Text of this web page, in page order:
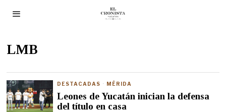
LMB
DESTACADAS · MÉRIDA
Leones de Yucatán inician la defensa
del título en casa